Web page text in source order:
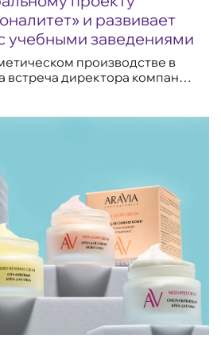
и развивает
учебными заведениями
производстве в
директора компании
у...